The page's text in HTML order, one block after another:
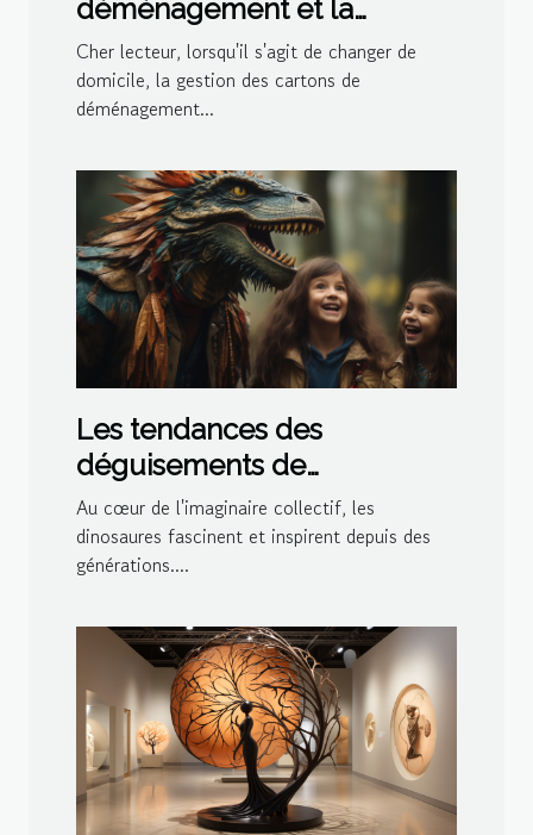
déménagement et la
gestion de l'espace dans le
logement
Cher lecteur, lorsqu'il s'agit de changer de
domicile, la gestion des cartons de
déménagement...
Les tendances des
déguisements de
dinosaures pour les fêtes à
thème en 2023
Au cœur de l'imaginaire collectif, les
dinosaures fascinent et inspirent depuis des
générations....